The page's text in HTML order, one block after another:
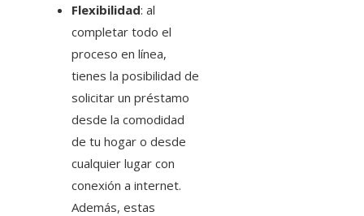
Flexibilidad: al
completar todo el
proceso en línea,
tienes la posibilidad de
solicitar un préstamo
desde la comodidad
de tu hogar o desde
cualquier lugar con
conexión a internet.
Además, estas